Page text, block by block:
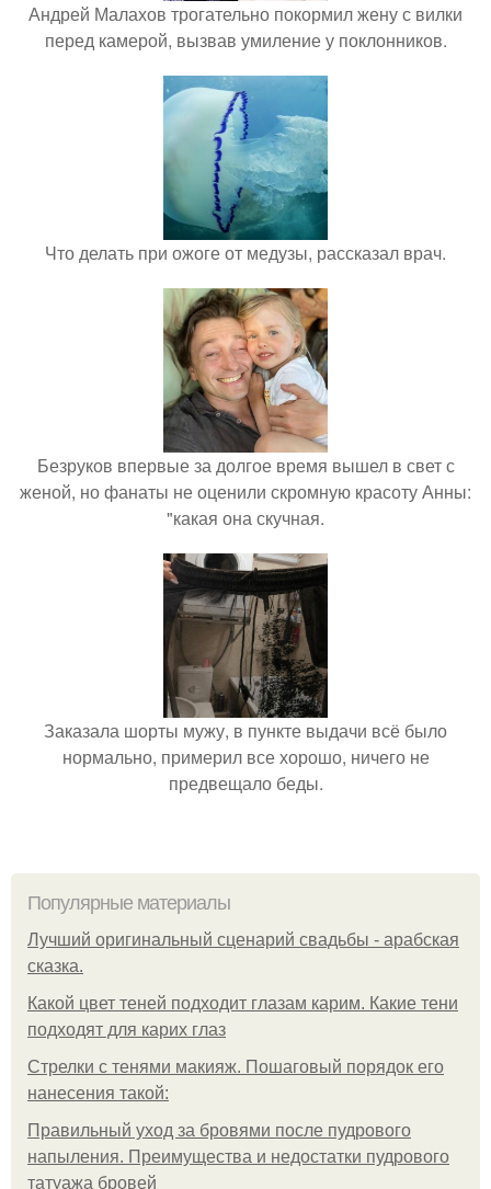
Андрей Малахов трогательно покормил жену с вилки
перед камерой, вызвав умиление у поклонников.
Что делать при ожоге от медузы, рассказал врач.
Безруков впервые за долгое время вышел в свет с
женой, но фанаты не оценили скромную красоту Анны:
"какая она скучная.
Заказала шорты мужу, в пункте выдачи всё было
нормально, примерил все хорошо, ничего не
предвещало беды.
Популярные материалы
Лучший оригинальный сценарий свадьбы - арабская
сказка.
Какой цвет теней подходит глазам карим. Какие тени
подходят для карих глаз
Стрелки с тенями макияж. Пошаговый порядок его
нанесения такой:
Правильный уход за бровями после пудрового
напыления. Преимущества и недостатки пудрового
татуажа бровей